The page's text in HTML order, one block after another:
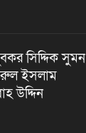
সিদ্দিক সুমন
ইসলাম
উদ্দিন